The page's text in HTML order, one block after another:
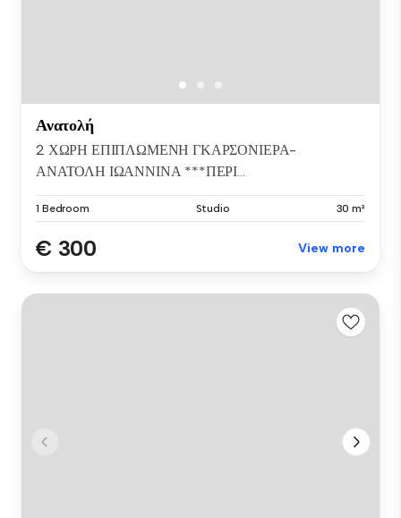
Ανατολή
2 ΧΩΡΗ ΕΠΙΠΛΩΜΕΝΗ ΓΚΑΡΣΟΝΙΕΡΑ-
ΑΝΑΤΟΛΗ ΙΩΑΝΝΙΝΑ ***ΠΕΡΙ...
1 Bedroom Studio 30 m²
€ 300 View more